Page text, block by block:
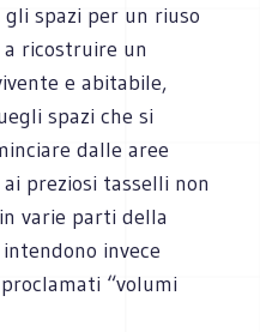
spazi per un riuso
ricostruire un
e abitabile,
spazi che si
dalle aree
preziosi tasselli non
varie parti della
invece
“volumi